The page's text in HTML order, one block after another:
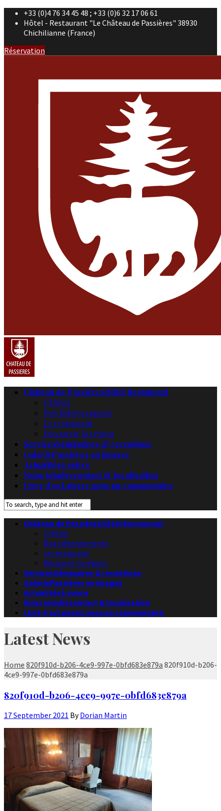
+33 (0)4 76 34 45 48 ; +33 (0)6 32 17 06 61
Hôtel - Restaurant "Le Château de Passières" 38930
Chichilianne (France)
Réservation
Château de PassièresHôtel Restaurant
L’Hôtel
Nos hébergements
Le restaurant
Découvrir la région
ServicesSéminaires & receptions
GaleriePassières en images
Actualitésà suivre
Nous joindrecontact & localisation
Livre d’orLaissez nous un commentaire
Château de PassièresHôtel Restaurant
L’Hôtel
Nos hébergements
Le restaurant
Découvrir la région
ServicesSéminaires & receptions
GaleriePassières en images
Actualitésà suivre
Nous joindrecontact & localisation
Livre d’orLaissez nous un commentaire
Latest News
Home 820f910d-b206-4ce9-997e-0bfd683e879a 820f910d-b206-
4ce9-997e-0bfd683e879a
820f910d-b206-4ce9-997e-0bfd683e879a
17 September 2021 ByDorian Martin